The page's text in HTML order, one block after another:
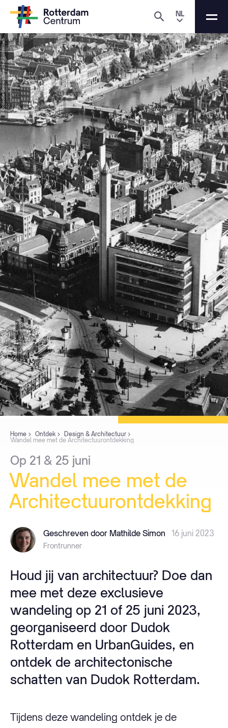
NL
Home Ontdek
Design & Architectuur
Wandel mee met de Architectuurontdekking
Op 21 & 25 juni
Wandel mee met de
Architectuurontdekking
© Collectie Gemeentearchief Rotterdam
Geschreven door Mathilde Simon 16 juni 2023
Frontrunner
Houd jij van architectuur? Doe dan
mee met deze exclusieve
wandeling op 21 of 25 juni 2023,
georganiseerd door Dudok
Rotterdam en UrbanGuides, en
ontdek de architectonische
schatten van Dudok Rotterdam.
Tijdens deze wandeling ontdek je de